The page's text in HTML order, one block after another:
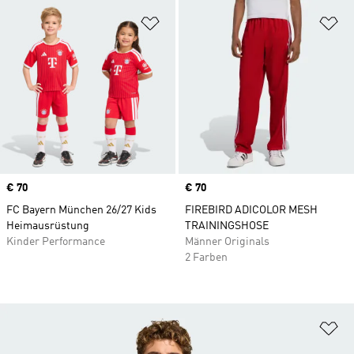
Zur Wunschliste hinzufügen
Price
€ 70
FC Bayern München 26/27 Kids
Heimausrüstung
Kinder Performance
Price
€ 70
FIREBIRD ADICOLOR MESH
TRAININGSHOSE
Männer Originals
2 Farben